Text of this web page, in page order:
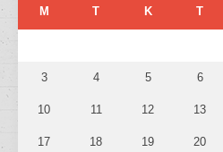
M T K T
3 4 5 6
10 11 12 13
17 18 19 20